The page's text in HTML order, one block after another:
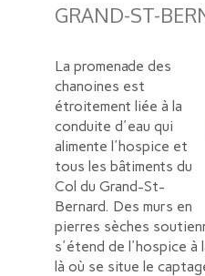
GRAND-ST-
La promenade des
chanoines est
étroitement liée à la
conduite d'eau qui
alimente l'hospice et
tous les bâtiments du
Col du Grand-St-
Bernard. Des murs en
pierres sèches
s'étend de l'hospice à
là où se situe le